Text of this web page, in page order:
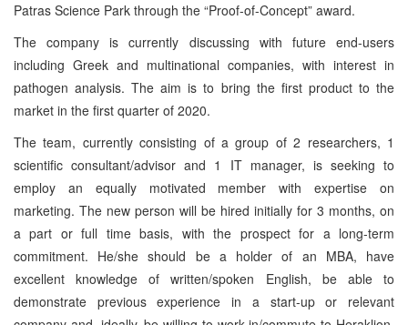
Patras Science Park through the “Proof-of-Concept” award.
The company is currently discussing with future end-users
including Greek and multinational companies, with interest in
pathogen analysis. The aim is to bring the first product to the
market in the first quarter of 2020.
The team, currently consisting of a group of 2 researchers, 1
scientific consultant/advisor and 1 IT manager, is seeking to
employ an equally motivated member with expertise on
marketing. The new person will be hired initially for 3 months, on
a part or full time basis, with the prospect for a long-term
commitment. He/she should be a holder of an MBA, have
excellent knowledge of written/spoken English, be able to
demonstrate previous experience in a start-up or relevant